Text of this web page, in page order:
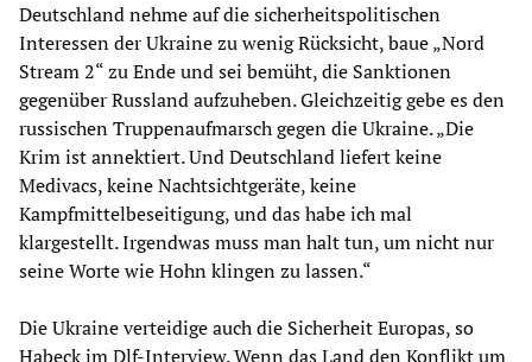
Deutschland nehme auf die sicherheitspolitischen
Interessen der Ukraine zu wenig Rücksicht, baue „Nord
Stream 2“ zu Ende und sei bemüht, die Sanktionen
gegenüber Russland aufzuheben. Gleichzeitig gebe es den
russischen Truppenaufmarsch gegen die Ukraine. „Die
Krim ist annektiert. Und Deutschland liefert keine
Medivacs, keine Nachtsichtgeräte, keine
Kampfmittelbeseitigung, und das habe ich mal
klargestellt. Irgendwas muss man halt tun, um nicht nur
seine Worte wie Hohn klingen zu lassen.“
Die Ukraine verteidige auch die Sicherheit Europas, so
Habeck im Dlf-Interview. Wenn das Land den Konflikt um